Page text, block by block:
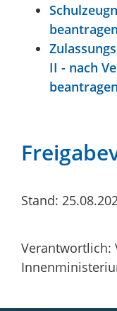
beantragen
II - nach
beantragen
Stand:
Verantwortlich: